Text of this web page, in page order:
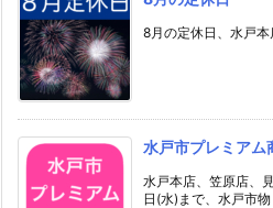
8月の定休日、水戸本
水戸市プレミアム
水戸本店、笠原店、
日(水)まで、水戸市物